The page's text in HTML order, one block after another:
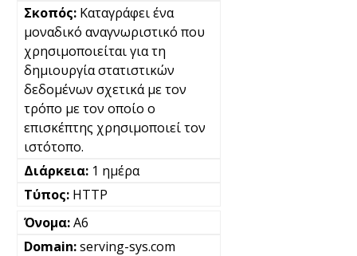
Καταγράφει ένα
μοναδικό αναγνωριστικό που
χρησιμοποιείται για τη
δημιουργία στατιστικών
δεδομένων σχετικά με τον
τρόπο με τον οποίο ο
επισκέπτης χρησιμοποιεί τον
ιστότοπο.
1 ημέρα
HTTP
A6
serving-sys.com